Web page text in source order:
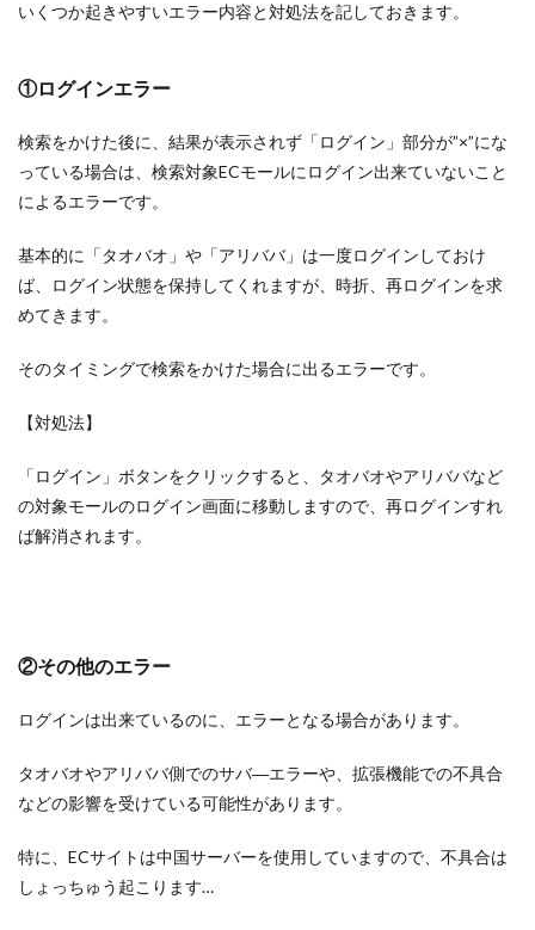
いくつか起きやすいエラー内容と対処法を記しておきます。
①ログインエラー
検索をかけた後に、結果が表示されず「ログイン」部分が”×”にな
っている場合は、検索対象ECモールにログイン出来ていないこと
によるエラーです。
基本的に「タオバオ」や「アリババ」は一度ログインしておけ
ば、ログイン状態を保持してくれますが、時折、再ログインを求
めてきます。
そのタイミングで検索をかけた場合に出るエラーです。
【対処法】
「ログイン」ボタンをクリックすると、タオバオやアリババなど
の対象モールのログイン画面に移動しますので、再ログインすれ
ば解消されます。
②その他のエラー
ログインは出来ているのに、エラーとなる場合があります。
タオバオやアリババ側でのサバ―エラーや、拡張機能での不具合
などの影響を受けている可能性があります。
特に、ECサイトは中国サーバーを使用していますので、不具合は
しょっちゅう起こります…